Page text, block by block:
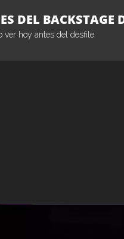
DEL
ver hoy antes del desfile